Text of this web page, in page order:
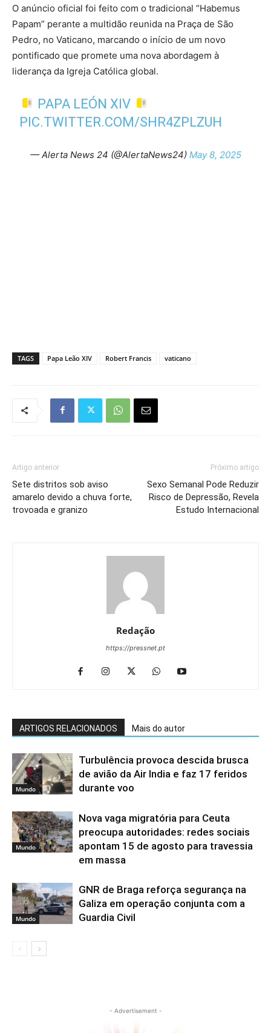
O anúncio oficial foi feito com o tradicional “Habemus
Papam” perante a multidão reunida na Praça de São
Pedro, no Vaticano, marcando o início de um novo
pontificado que promete uma nova abordagem à
liderança da Igreja Católica global.
PAPA LEÓN XIV
PIC.TWITTER.COM/SHR4ZPLZUH
— Alerta News 24 (@AlertaNews24) May 8, 2025
TAGS Papa Leão XIV Robert Francis vaticano
Artigo anterior
Sete distritos sob aviso
amarelo devido a chuva forte,
trovoada e granizo
Próximo artigo
Sexo Semanal Pode Reduzir
Risco de Depressão, Revela
Estudo Internacional
Redação
https://pressnet.pt
ARTIGOS RELACIONADOS Mais do autor
Mundo
Turbulência provoca descida brusca
de avião da Air India e faz 17 feridos
durante voo
Mundo
Nova vaga migratória para Ceuta
preocupa autoridades: redes sociais
apontam 15 de agosto para travessia
em massa
Mundo
GNR de Braga reforça segurança na
Galiza em operação conjunta com a
Guardia Civil
- Advertisement -